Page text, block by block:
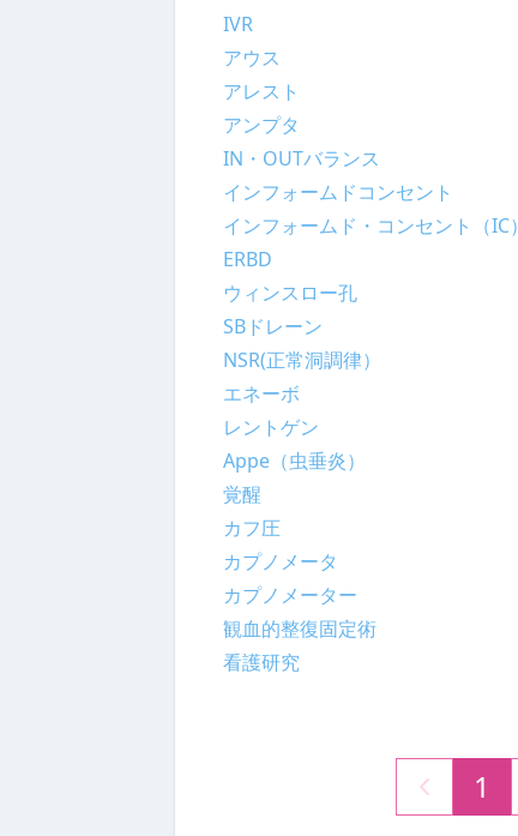
IVR
アウス
アレスト
アンプタ
IN・OUTバランス
インフォームドコンセント
インフォームド・コンセント（IC）
ERBD
ウィンスロー孔
SBドレーン
NSR(正常洞調律）
エネーボ
レントゲン
Appe（虫垂炎）
覚醒
カフ圧
カプノメータ
カプノメーター
観血的整復固定術
看護研究
1